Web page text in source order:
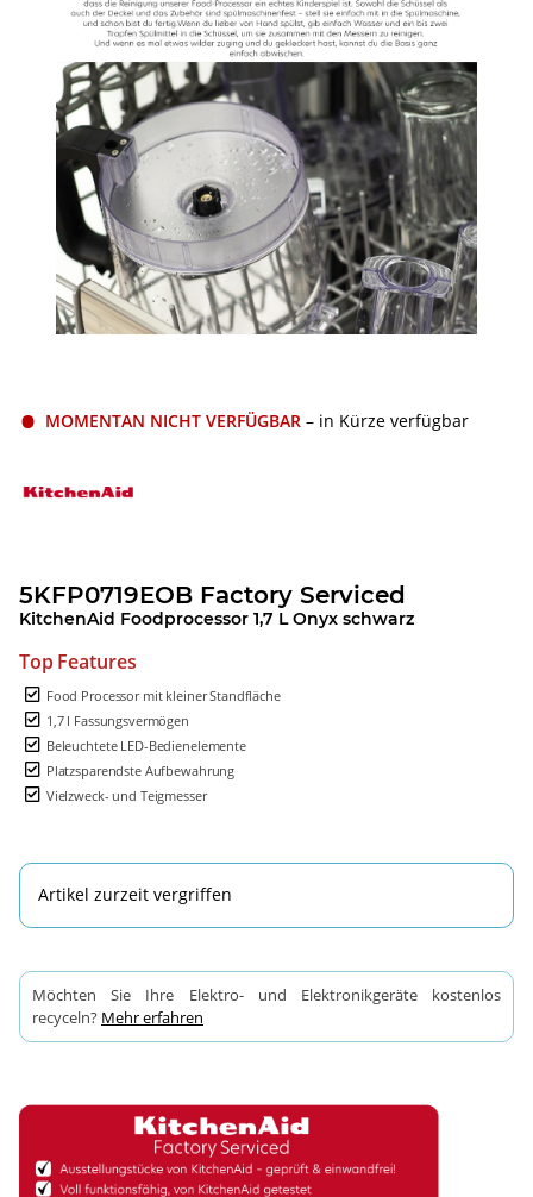
MOMENTAN NICHT VERFÜGBAR – in Kürze verfügbar
5KFP0719EOB Factory Serviced
KitchenAid Foodprocessor 1,7 L Onyx schwarz
Top Features
Food Processor mit kleiner Standfläche
1,7 l Fassungsvermögen
Beleuchtete LED-Bedienelemente
Platzsparendste Aufbewahrung
Vielzweck- und Teigmesser
Artikel zurzeit vergriffen
Möchten Sie Ihre Elektro- und Elektronikgeräte kostenlos
recyceln? Mehr erfahren